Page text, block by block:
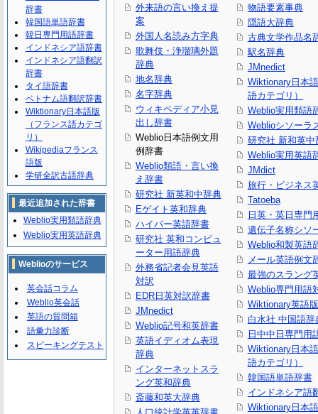
外来語の言い換え提
案
外国人名読み方字典
歌舞伎・浄瑠璃外題
辞典
地名辞典
名字辞典
ウィキペディア小見
出し辞書
Weblio日本語例文用
例辞書
Weblio類語・言い換
え辞書
研究社 新英和中辞典
Eゲイト英和辞典
ハイパー英語辞書
研究社 英和コンピュ
ーター用語辞典
外務省記者会見英語
対訳
EDR日英対訳辞書
JMnedict
Weblio記号和英辞書
英語イディオム表現
辞典
インターネットスラ
ング英和辞典
斎藤和英大辞典
物語要素事典
隠語大辞典
古典文学作品名
駅名辞典
JMnedict
Wiktionary日本
語カテゴリ）
Weblio実用類語
Weblioシソーラ
研究社 新和英中
Weblio実用英語
JMdict
旅行・ビジネス
Tatoeba
日英・英日専門
遺伝子名称シソ
Weblio和製英語
メール英語例文
最強のスラング
Weblio専門用語
Wiktionary英語版
白水社 中国語辞
日中中日専門用
Wiktionary日本
語カテゴリ）
韓国語単語辞書
インドネシア語
Wiktionary日本
辞書
韓国語単語辞書
韓日専門用語辞書
インドネシア語辞書
インドネシア語翻訳
辞書
タイ語辞書
ベトナム語翻訳辞書
Wiktionary日本語版
（フランス語カテゴ
リ）
Wikipediaフランス
語版
学研全訳古語辞典
最近追加された辞書
Weblio実用類語辞典
Weblio実用英語辞典
Weblioのサービス
英会話コラム
Weblio英会話
英語の質問箱
語彙力診断
スピーキングテスト